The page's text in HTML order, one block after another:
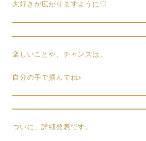
大好きが広がりますように♡
楽しいことや、チャンスは、
自分の手で掴んでね♪
ついに、詳細発表です。